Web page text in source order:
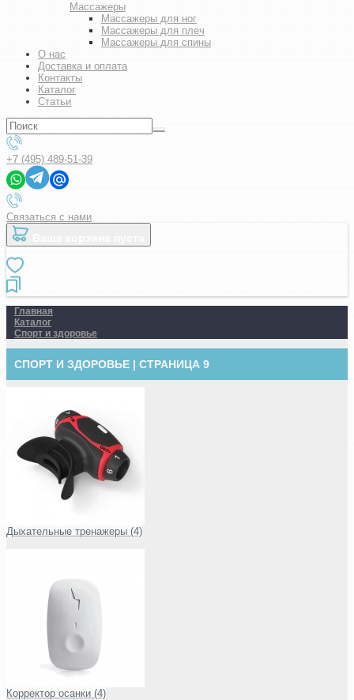
Массажеры
Массажеры для ног
Массажеры для плеч
Массажеры для спины
О нас
Доставка и оплата
Контакты
Каталог
Статьи
+7 (495) 489-51-39
Связаться с нами
Главная
Каталог
Спорт и здоровье
СПОРТ И ЗДОРОВЬЕ | СТРАНИЦА 9
Дыхательные тренажеры (4)
Корректор осанки (4)